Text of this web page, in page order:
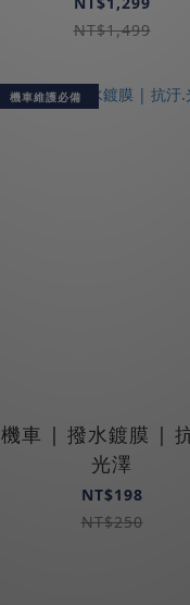
NT$1,499
機車維護必備
機車 | 撥水鍍膜 |
光澤
NT$198
NT$250